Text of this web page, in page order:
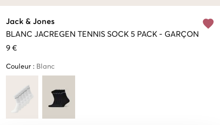
Jack & Jones
BLANC JACREGEN TENNIS SOCK 5 PACK - GARÇON
9 €
Couleur : Blanc